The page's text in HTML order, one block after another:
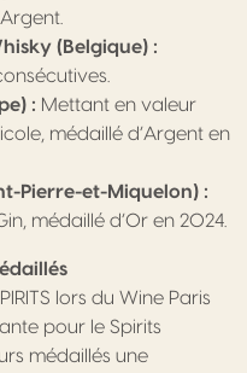
(Belgique) :
: Mettant en valeur
médaillé d’Argent en
Pierre-et-Miquelon) :
médaillé d’Or en 2024.
lors du Wine Paris
pour le Spirits
médaillés une